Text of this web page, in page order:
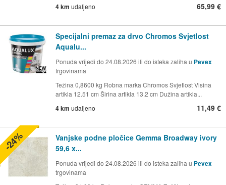
4 km udaljeno 65,99 €
Specijalni premaz za drvo Chromos Svjetlost
Aqualu...
Ponuda vrijedi do 24.08.2026 ili do isteka zaliha u Pevex
trgovinama
Težina 0,8600 kg Robna marka Chromos Svjetlost Visina
artikla 12.51 cm Širina artikla 13.2 cm Dužina artikla...
4 km udaljeno 11,49 €
Vanjske podne pločice Gemma Broadway ivory
59,6 x...
Ponuda vrijedi do 24.08.2026 ili do isteka zaliha u Pevex
trgovinama
-24%